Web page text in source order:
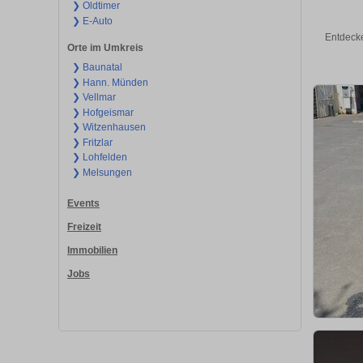
❯ Oldtimer
❯ E-Auto
Orte im Umkreis
❯ Baunatal
❯ Hann. Münden
❯ Vellmar
❯ Hofgeismar
❯ Witzenhausen
❯ Fritzlar
❯ Lohfelden
❯ Melsungen
Events
Freizeit
Immobilien
Jobs